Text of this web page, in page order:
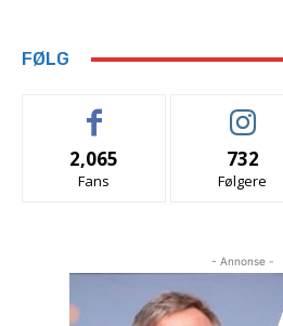
FØLG
2,065
Fans
732
Følgere
- Annonse -